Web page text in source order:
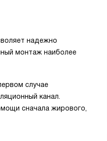
надежно
монтаж наиболее
случае
канал.
сначала жирового,